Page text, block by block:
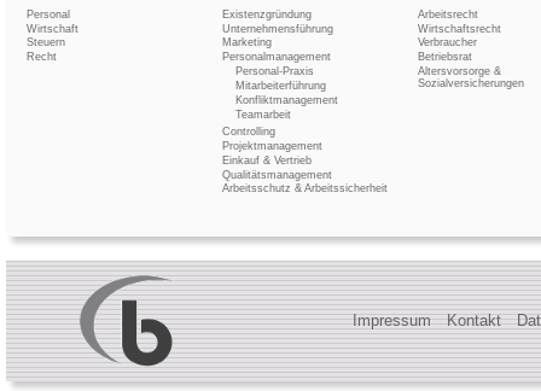
Personal
Wirtschaft
Steuern
Recht
Existenzgründung
Unternehmensführung
Marketing
Personalmanagement
Personal-Praxis
Mitarbeiterführung
Konfliktmanagement
Teamarbeit
Controlling
Projektmanagement
Einkauf & Vertrieb
Qualitätsmanagement
Arbeitsschutz & Arbeitssicherheit
Arbeitsrecht
Wirtschaftsrecht
Verbraucher
Betriebsrat
Altersvorsorge &
Sozialversicherungen
Impressum Kontakt